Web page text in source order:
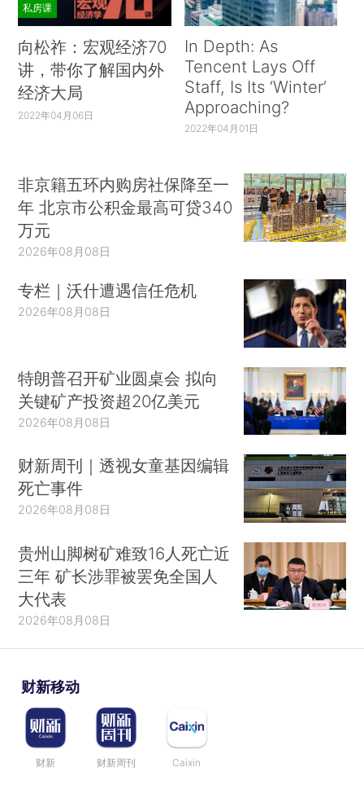
私房课
向松祚：宏观经济70
讲，带你了解国内外
经济大局
2022年04月06日
In Depth: As
Tencent Lays Off
Staff, Is Its ‘Winter’
Approaching?
2022年04月01日
非京籍五环内购房社保降至一
年 北京市公积金最高可贷340
万元
2026年08月08日
专栏｜沃什遭遇信任危机
2026年08月08日
特朗普召开矿业圆桌会 拟向
关键矿产投资超20亿美元
2026年08月08日
财新周刊｜透视女童基因编辑
死亡事件
2026年08月08日
贵州山脚树矿难致16人死亡近
三年 矿长涉罪被罢免全国人
大代表
2026年08月08日
财新移动
财新 财新周刊 Caixin